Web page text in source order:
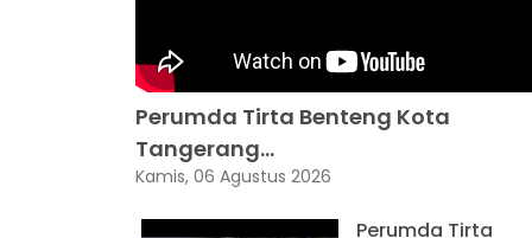
Perumda Tirta Benteng Kota
Tangerang...
Kamis, 06 Agustus 2026
Perumda Tirta